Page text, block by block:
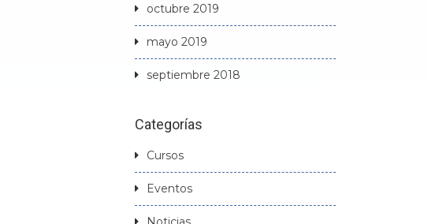
octubre 2019
mayo 2019
septiembre 2018
Categorías
Cursos
Eventos